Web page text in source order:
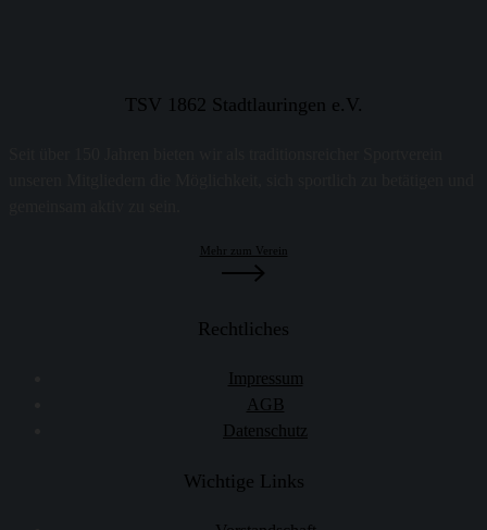
TSV 1862 Stadtlauringen e.V.
Mehr zum Verein
Rechtliches
Impressum
AGB
Datenschutz
Wichtige Links